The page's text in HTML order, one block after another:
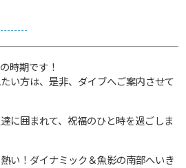
時期です！
い方は、是非、ダイブへご案内させて
に囲まれて、祝福のひと時を過ごしま
い！ダイナミック＆魚影の南部へいき